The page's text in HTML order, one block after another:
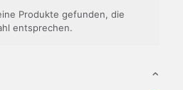
Produkte gefunden, die
entsprechen.